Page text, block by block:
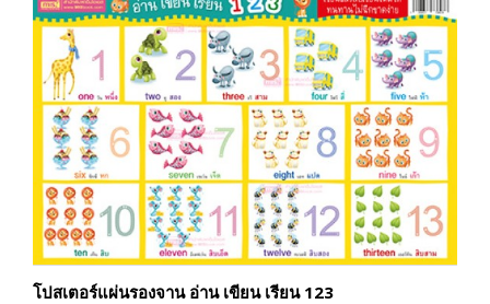
โปสเตอร์แผ่นรองจาน อ่าน เขียน เรียน 123